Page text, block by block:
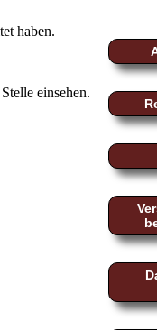
haben.
einsehen.